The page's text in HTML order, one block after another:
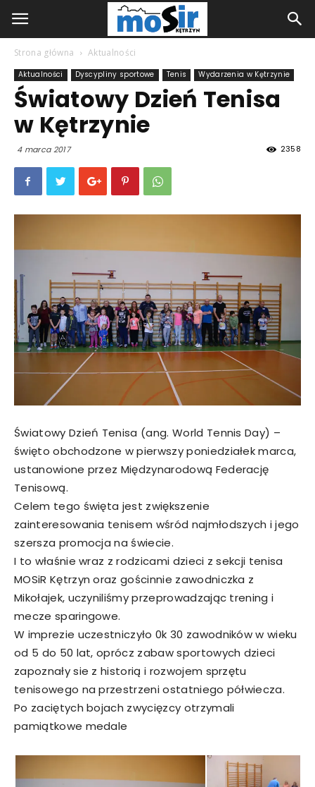
Strona główna Aktualności
Aktualności Dyscypliny sportowe Tenis Wydarzenia w Kętrzynie
Światowy Dzień Tenisa
w Kętrzynie
4 marca 2017 2358
Światowy Dzień Tenisa (ang. World Tennis Day) –
święto obchodzone w pierwszy poniedziałek marca,
ustanowione przez Międzynarodową Federację
Tenisową.
Celem tego święta jest zwiększenie
zainteresowania tenisem wśród najmłodszych i jego
szersza promocja na świecie.
I to właśnie wraz z rodzicami dzieci z sekcji tenisa
MOSiR Kętrzyn oraz gościnnie zawodniczka z
Mikołajek, uczyniliśmy przeprowadzając trening i
mecze sparingowe.
W imprezie uczestniczyło 0k 30 zawodników w wieku
od 5 do 50 lat, oprócz zabaw sportowych dzieci
zapoznały sie z historią i rozwojem sprzętu
tenisowego na przestrzeni ostatniego półwiecza.
Po zaciętych bojach zwycięzcy otrzymali
pamiątkowe medale